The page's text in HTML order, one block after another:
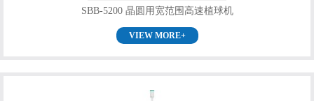
SBB-5200 晶圆用宽范围高速植球机
VIEW MORE+